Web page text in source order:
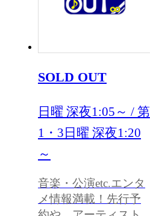
SOLD OUT
日曜 深夜1:05～ / 第
1・3日曜 深夜1:20
～
音楽・公演etc.エンタ
メ情報満載！先行予